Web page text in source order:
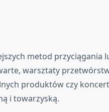
metod przyciągania
warsztaty
produktów czy
i towarzyską.